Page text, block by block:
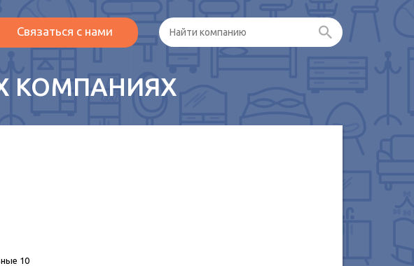
Связаться с нами
КОМПАНИЯХ
10